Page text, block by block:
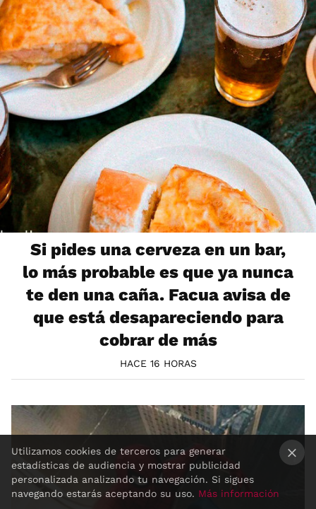
Si pides una cerveza en un bar,
lo más probable es que ya nunca
te den una caña. Facua avisa de
que está desapareciendo para
cobrar de más
HACE 16 HORAS
Utilizamos cookies de terceros para generar
estadísticas de audiencia y mostrar publicidad
personalizada analizando tu navegación. Si sigues
navegando estarás aceptando su uso. Más información